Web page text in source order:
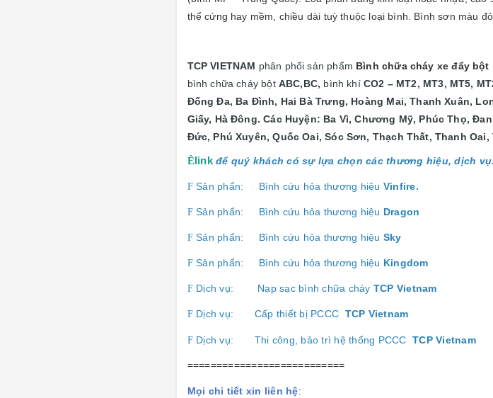
thể cứng hay mềm, chiều dài tuỳ thuộc loại bình. Bình sơn màu
TCP VIETNAM phân phối sản phẩm Bình chữa cháy xe đẩy bột
bình chữa cháy bột ABC,BC, bình khí CO2 – MT2, MT3, MT5,
Đống Đa, Ba Đình, Hai Bà Trưng, Hoàng Mai, Thanh Xuân,
Giấy, Hà Đông. Các Huyện: Ba Vì, Chương Mỹ, Phúc Thọ,
Đức, Phú Xuyên, Quốc Oai, Sóc Sơn, Thạch Thất, Thanh
Êlink để quý khách có sự lựa chọn các thương hiệu, dịch
FSản phẩn: Bình cứu hỏa thương hiệu Vinfire.
FSản phẩn: Bình cứu hỏa thương hiệu Dragon
FSản phẩn: Bình cứu hỏa thương hiệu Sky
FSản phẩn: Bình cứu hỏa thương hiệu Kingdom
FDịch vụ: Nạp sạc bình chữa cháy TCP Vietnam
FDịch vụ: Cấp thiết bị PCCC TCP Vietnam
FDịch vụ: Thi công, bảo trì hệ thống PCCC TCP Vietnam
===========================
Mọi chi tiết xin liên hệ: